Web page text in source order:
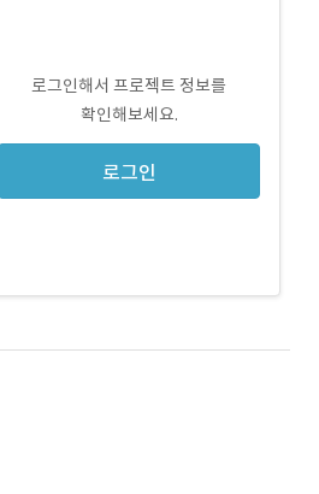
로그인해서 프로젝트 정보를
확인해보세요.
로그인